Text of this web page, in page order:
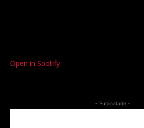
Open in Spotify
- Publicidade -